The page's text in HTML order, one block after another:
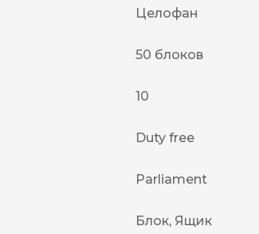
Целофан
50 блоков
10
Duty free
Parliament
Блок, Ящик